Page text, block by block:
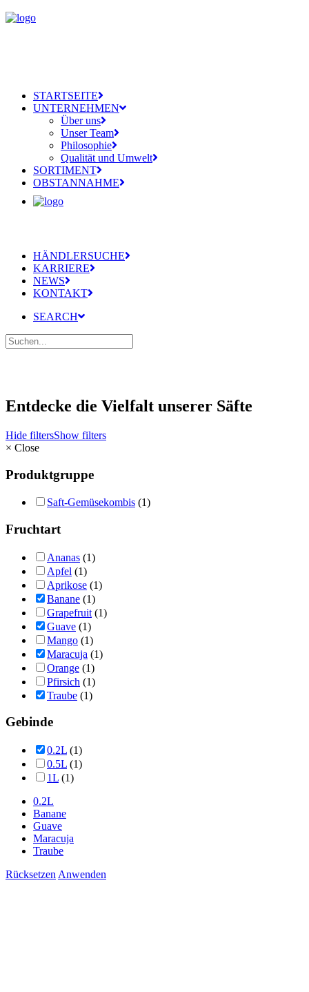
STARTSEITE
UNTERNEHMEN
Über uns
Unser Team
Philosophie
Qualität und Umwelt
SORTIMENT
OBSTANNAHME
HÄNDLERSUCHE
KARRIERE
NEWS
KONTAKT
SEARCH
Entdecke die Vielfalt unserer Säfte
Hide filtersShow filters
× Close
Produktgruppe
Saft-Gemüsekombis (1)
Fruchtart
Ananas (1)
Apfel (1)
Aprikose (1)
Banane (1)
Grapefruit (1)
Guave (1)
Mango (1)
Maracuja (1)
Orange (1)
Pfirsich (1)
Traube (1)
Gebinde
0.2L (1)
0.5L (1)
1L (1)
0.2L
Banane
Guave
Maracuja
Traube
Rücksetzen Anwenden